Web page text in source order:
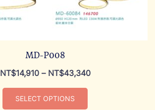
MD-P008
NT$14,910– NT$43,340
SELECT OPTIONS